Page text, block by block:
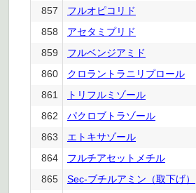
857
フルオピコリド
858
アセタミプリド
859
フルベンジアミド
860
クロラントラニリプロール
861
トリフルミゾール
862
パクロブトラゾール
863
エトキサゾール
864
フルチアセットメチル
865
Sec-ブチルアミン（取下げ）